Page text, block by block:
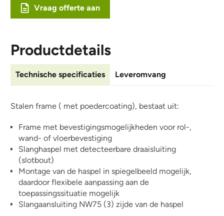
Vraag offerte aan
Productdetails
Technische specificaties Leveromvang
Stalen frame ( met poedercoating), bestaat uit:
Frame met bevestigingsmogelijkheden voor rol-,
wand- of vloerbevestiging
Slanghaspel met detecteerbare draaisluiting
(slotbout)
Montage van de haspel in spiegelbeeld mogelijk,
daardoor flexibele aanpassing aan de
toepassingssituatie mogelijk
Slangaansluiting NW75 (3) zijde van de haspel